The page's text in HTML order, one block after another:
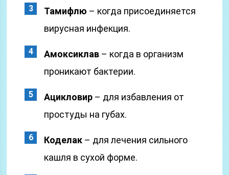
Тамифлю – когда присоединяется
вирусная инфекция.
Амоксиклав – когда в организм
проникают бактерии.
Ацикловир – для избавления от
простуды на губах.
Коделак – для лечения сильного
кашля в сухой форме.